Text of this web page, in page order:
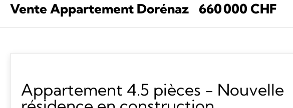
Vente Appartement Dorénaz 660 000 CHF
Appartement 4.5 pièces - Nouvelle